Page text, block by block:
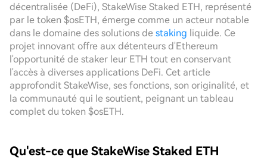
décentralisée (DeFi), StakeWise Staked ETH, représenté
par le token $osETH, émerge comme un acteur notable
dans le domaine des solutions de staking liquide. Ce
projet innovant offre aux détenteurs d'Ethereum
l'opportunité de staker leur ETH tout en conservant
l'accès à diverses applications DeFi. Cet article
approfondit StakeWise, ses fonctions, son originalité, et
la communauté qui le soutient, peignant un tableau
complet du token $osETH.
Qu'est-ce que StakeWise Staked ETH